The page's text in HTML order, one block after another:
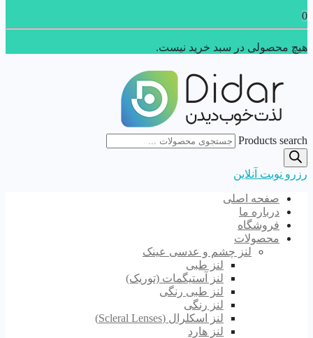
0
هیچ محصولی در سبد خرید نیست.
Products search
رزرو نوبت آنلاین
صفحه اصلی
درباره ما
فروشگاه
محصولات
لنز چشم و عدسی عینک
لنز طبی
لنز آستیگمات (توریک)
لنز طبی رنگی
لنز رنگی
لنز اسکلرال (Scleral Lenses)
لنز هارد